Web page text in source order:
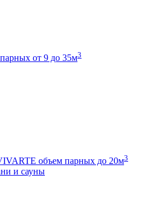
от 9 до 35м3
объем парных до 20м3
и сауны